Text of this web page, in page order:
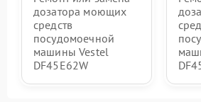
дозатора моющих
средств
посудомоечной
машины Vestel
DF45E62W